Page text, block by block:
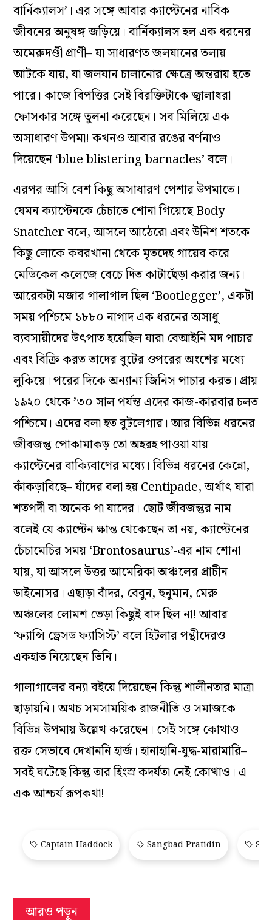
বার্নিক্যালস’। এর সঙ্গে আবার ক্যাপ্টেনের নাবিক
জীবনের অনুষঙ্গ জড়িয়ে। বার্নিক্যালস হল এক ধরনের
অমেরুদণ্ডী প্রাণী– যা সাধারণত জলযানের তলায়
আটকে যায়, যা জলযান চালানোর ক্ষেত্রে অন্তরায় হতে
পারে। কাজে বিপত্তির সেই বিরক্তিটাকে জ্বালাধরা
ফোসকার সঙ্গে তুলনা করেছেন। সব মিলিয়ে এক
অসাধারণ উপমা! কখনও আবার রঙের বর্ণনাও
দিয়েছেন ‘blue blistering barnacles’ বলে।
এরপর আসি বেশ কিছু অসাধারণ পেশার উপমাতে।
যেমন ক্যাপ্টেনকে চেঁচাতে শোনা গিয়েছে Body
Snatcher বলে, আসলে আঠেরো এবং উনিশ শতকে
কিছু লোকে কবরখানা থেকে মৃতদেহ গায়েব করে
মেডিকেল কলেজে বেচে দিত কাটাছেঁড়া করার জন্য।
আরেকটা মজার গালাগাল ছিল ‘Bootlegger’, একটা
সময় পশ্চিমে ১৮৮০ নাগাদ এক ধরনের অসাধু
ব্যবসায়ীদের উৎপাত হয়েছিল যারা বেআইনি মদ পাচার
এবং বিক্রি করত তাদের বুটের ওপরের অংশের মধ্যে
লুকিয়ে। পরের দিকে অন্যান্য জিনিস পাচার করত। প্রায়
১৯২০ থেকে ’৩০ সাল পর্যন্ত এদের কাজ-কারবার চলত
পশ্চিমে। এদের বলা হত বুটলেগার। আর বিভিন্ন ধরনের
জীবজন্তু পোকামাকড় তো অহরহ পাওয়া যায়
ক্যাপ্টেনের বাক্যিবাণের মধ্যে। বিভিন্ন ধরনের কেন্নো,
কাঁকড়াবিছে– যাঁদের বলা হয় Centipade, অর্থাৎ যারা
শতপদী বা অনেক পা যাদের। ছোট জীবজন্তুর নাম
বলেই যে ক্যাপ্টেন ক্ষান্ত থেকেছেন তা নয়, ক্যাপ্টেনের
চেঁচামেচির সময় ‘Brontosaurus’-এর নাম শোনা
যায়, যা আসলে উত্তর আমেরিকা অঞ্চলের প্রাচীন
ডাইনোসর। এছাড়া বাঁদর, বেবুন, হুনুমান, মেরু
অঞ্চলের লোমশ ভেড়া কিছুই বাদ ছিল না! আবার
‘ফ্যান্সি ড্রেসড ফ্যাসিস্ট’ বলে হিটলার পন্থীদেরও
একহাত নিয়েছেন তিনি।
গালাগালের বন্যা বইয়ে দিয়েছেন কিন্তু শালীনতার মাত্রা
ছাড়ায়নি। অথচ সমসাময়িক রাজনীতি ও সমাজকে
বিভিন্ন উপমায় উল্লেখ করেছেন। সেই সঙ্গে কোথাও
রক্ত সেভাবে দেখাননি হার্জ। হানাহানি-যুদ্ধ-মারামারি–
সবই ঘটেছে কিন্তু তার হিংস্র কদর্যতা নেই কোত্থাও। এ
এক আশ্চর্য রূপকথা!
Captain Haddock Sangbad Pratidin
আরও পড়ুন